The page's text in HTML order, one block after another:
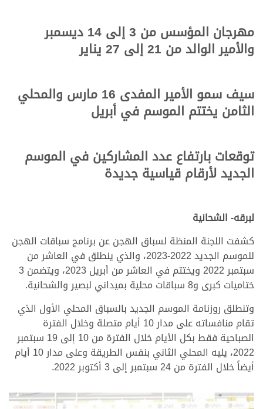
مهرجان المؤسس من 3 إلى 14 ديسمبر
والأمير الوالد من 21 إلى 27 يناير
سيف سمو الأمير المفدى 16 مارس والمحلي
الثامن يختتم الموسم في أبريل
توقعات بارتفاع عدد المشاركين في الموسم
الجديد لأرقام قياسية جديدة
لبرقه- الشحانية
كشفت اللجنة المنظة لسباق الهجن عن برنامج سباقات الهجن
للموسم الجديد 2022-2023، والذي ينطلق في العاشر من
سبتمبر 2022 ويختتم في العاشر من أبريل 2023، ويتضمن 3
ختاميات كبرى و8 سباقات محلية بميداني لبصير والشحانية.
وتنطلق روزنامة الموسم الجديد بالسباق المحلي الأول الذي
تقام منافساته على مدار 10 أيام متصلة وخلال الفترة
الصباحية فقط بكل الأيام خلال الفترة من 10 إلى 19 سبتمبر
2022، يليه المحلي الثاني بنفس الطريقة وعلى مدار 10 أيام
أيضاً خلال الفترة من 24 سبتمبر إلى 3 أكتوبر 2022.